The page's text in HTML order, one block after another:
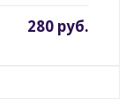
280 руб.